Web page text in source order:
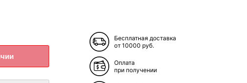
Бесплатная доставка
от 10000 руб.
Оплата
при получении